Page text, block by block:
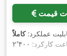
قیمت
عملکرد:کاملاً
کارکرد: